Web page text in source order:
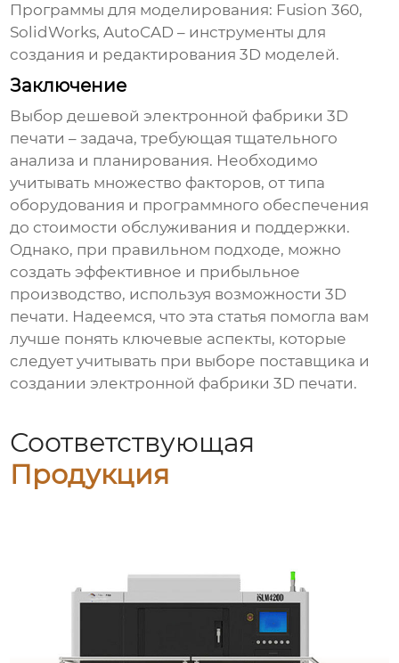
Программы для моделирования: Fusion 360,
SolidWorks, AutoCAD – инструменты для
создания и редактирования 3D моделей.
Заключение
Выбордешевой электронной фабрики 3D
печати – задача, требующая тщательного
анализа и планирования. Необходимо
учитывать множество факторов, от типа
оборудования и программного обеспечения
до стоимости обслуживания и поддержки.
Однако, при правильном подходе, можно
создать эффективное и прибыльное
производство, используя возможности 3D
печати. Надеемся, что эта статья помогла вам
лучше понять ключевые аспекты, которые
следует учитывать при выборе поставщика и
создании электронной фабрики 3D печати.
Соответствующая
Продукция